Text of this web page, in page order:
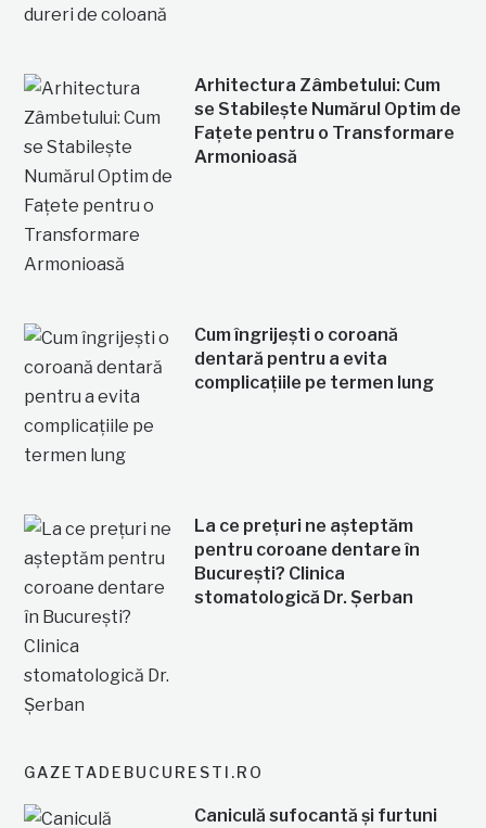
Arhitectura Zâmbetului: Cum
se Stabilește Numărul Optim de
Fațete pentru o Transformare
Armonioasă
Cum îngrijești o coroană
dentară pentru a evita
complicațiile pe termen lung
La ce prețuri ne așteptăm
pentru coroane dentare în
București? Clinica
stomatologică Dr. Șerban
GAZETADEBUCURESTI.RO
Caniculă sufocantă și furtuni